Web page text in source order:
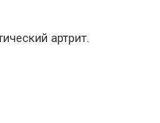
артрит.